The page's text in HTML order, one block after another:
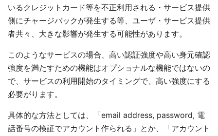
いるクレジットカード等を不正利用される・サービス提供
側にチャージバックが発生する等、ユーザ・サービス提供
者共々、大きな影響が発生する可能性があります。
このようなサービスの場合、高い認証強度や高い身元確認
強度を満たすための機能はオプショナルな機能ではないの
で、サービスの利用開始のタイミングで、高い強度にする
必要がります。
具体的な方法としては、「email address, password, 電
話番号の検証でアカウント作られる」とか、「アカウント